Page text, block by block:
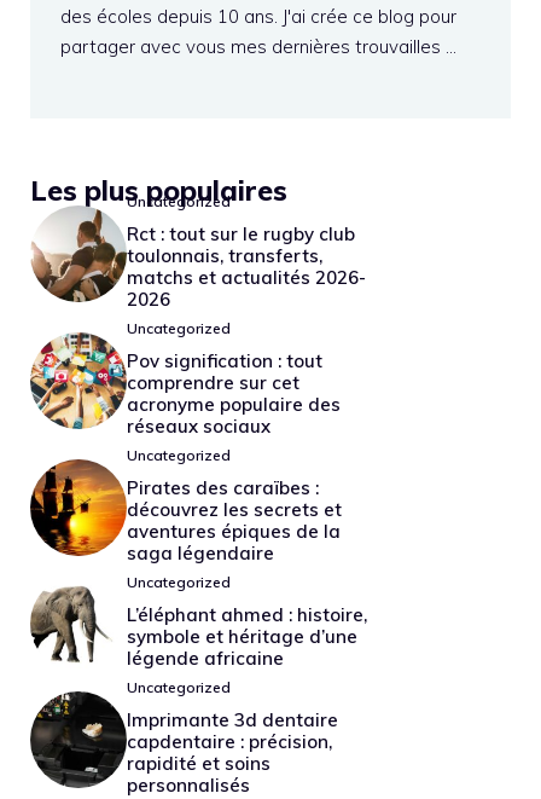
des écoles depuis 10 ans. J'ai crée ce blog pour
partager avec vous mes dernières trouvailles …
Les plus populaires
Uncategorized
Rct : tout sur le rugby club
toulonnais, transferts,
matchs et actualités 2026-
2026
Uncategorized
Pov signification : tout
comprendre sur cet
acronyme populaire des
réseaux sociaux
Uncategorized
Pirates des caraïbes :
découvrez les secrets et
aventures épiques de la
saga légendaire
Uncategorized
L’éléphant ahmed : histoire,
symbole et héritage d’une
légende africaine
Uncategorized
Imprimante 3d dentaire
capdentaire : précision,
rapidité et soins
personnalisés